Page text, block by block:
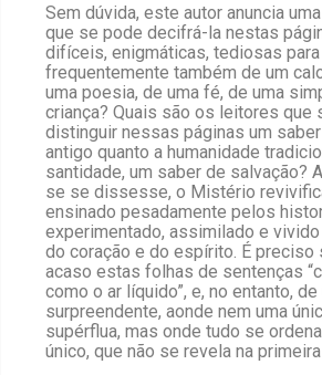
Sem dúvida, este autor anuncia
que se pode decifrá-la nestas
difíceis, enigmáticas, tediosas para
frequentemente também de um
uma poesia, de uma fé, de uma
criança? Quais são os leitores que
distinguir nessas páginas um
antigo quanto a humanidade
santidade, um saber de salvação?
se se dissesse, o Mistério
ensinado pesadamente pelos
experimentado, assimilado e
do coração e do espírito. É preciso
acaso estas folhas de sentenças
como o ar líquido”, e, no entanto,
surpreendente, aonde nem uma
supérflua, mas onde tudo se
único, que não se revela na primeira